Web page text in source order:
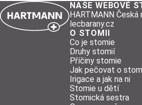
NAŠE WEBOVÉ
HARTMANN Česká
lecbarany.cz
O STOMII
Co je stomie
Druhy stomií
Příčiny stomie
Jak pečovat o
Irigace a jak na ni
Stomie u dětí
Stomická sestra